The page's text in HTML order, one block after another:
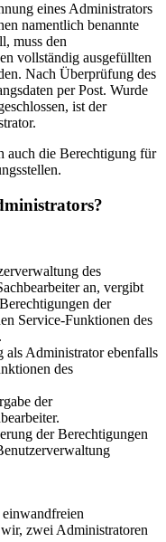
eines Administrators
namentlich benannte
muss den
vollständig ausgefüllten
Nach Überprüfung des
per Post. Wurde
ist der
auch die Berechtigung für
des
an, vergibt
der
Service-Funktionen des
Administrator ebenfalls
des
der
der Berechtigungen
zwei Administratoren